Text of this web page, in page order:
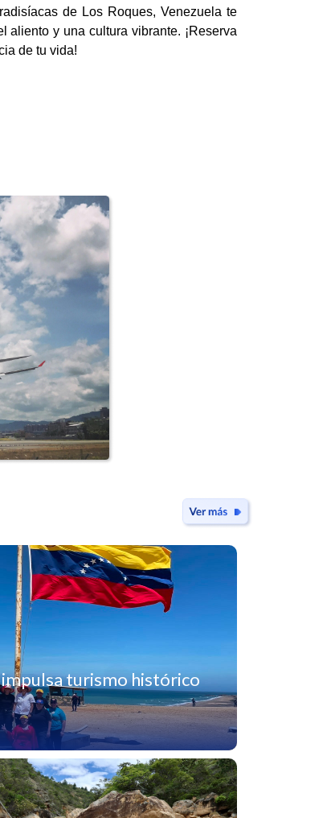
de Los Roques, Venezuela te
aliento y una cultura vibrante. ¡Reserva
de tu vida!
turismo histórico